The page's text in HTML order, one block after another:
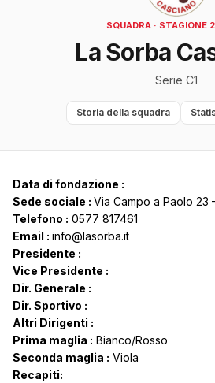
SQUADRA · STAGIONE
La Sorba
Serie C1
Storia della squadra
Data di fondazione :
Sede sociale : Via Campo a Paolo 23
Telefono : 0577 817461
Email : info@lasorba.it
Presidente :
Vice Presidente :
Dir. Generale :
Dir. Sportivo :
Altri Dirigenti :
Prima maglia : Bianco/Rosso
Seconda maglia : Viola
Recapiti: